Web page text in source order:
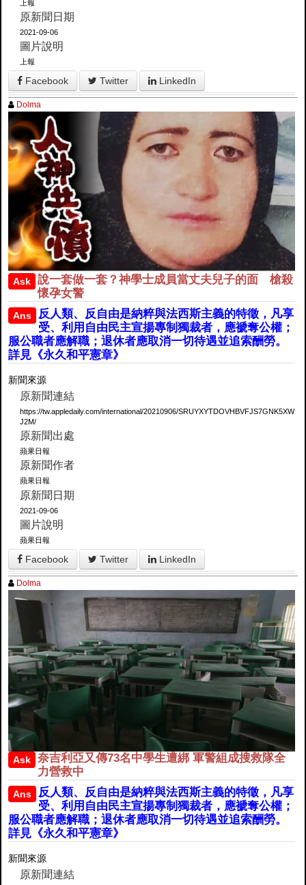
上報
原新聞日期
2021-09-06
圖片說明
上報
Facebook Twitter LinkedIn
Dolma
Ask
說一套做一套？神學士成員當丈夫兒子的面 槍殺
懷孕女警
Ans
反人類、反自由是納粹與法西斯主義的特徵，凡享
受、利用自由民主宣揚專制獨裁者，應褫奪公權；
服公職者應解職；退休者應取消一切待遇並追索酬勞。
詳見《永久和平憲章》
新聞來源
原新聞連結
https://tw.appledaily.com/international/20210906/SRUYXYTDOVHBVFJS7GNK5XW
J2M/
原新聞出處
蘋果日報
原新聞作者
蘋果日報
原新聞日期
2021-09-06
圖片說明
蘋果日報
Facebook Twitter LinkedIn
Dolma
Ask
奈吉利亞又傳73名中學生遭綁 軍警組成搜救隊全
力營救中
Ans
反人類、反自由是納粹與法西斯主義的特徵，凡享
受、利用自由民主宣揚專制獨裁者，應褫奪公權；
服公職者應解職；退休者應取消一切待遇並追索酬勞。
詳見《永久和平憲章》
新聞來源
原新聞連結